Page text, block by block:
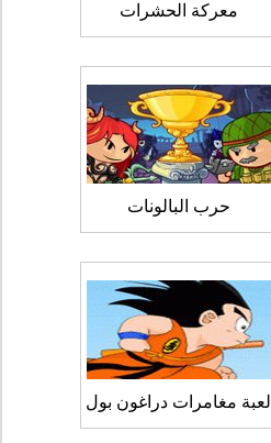
معركة الحشرات
حرب البالونات
لعبة مغامرات دراغون بول